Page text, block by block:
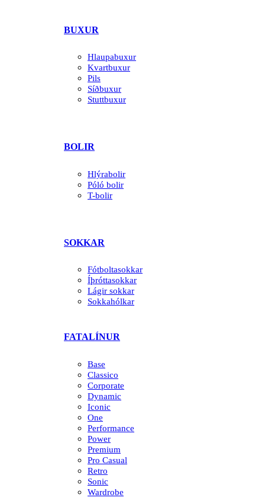
BUXUR
Hlaupabuxur
Kvartbuxur
Pils
Síðbuxur
Stuttbuxur
BOLIR
Hlýrabolir
Póló bolir
T-bolir
SOKKAR
Fótboltasokkar
Íþróttasokkar
Lágir sokkar
Sokkahólkar
FATALÍNUR
Base
Classico
Corporate
Dynamic
Iconic
One
Performance
Power
Premium
Pro Casual
Retro
Sonic
Wardrobe